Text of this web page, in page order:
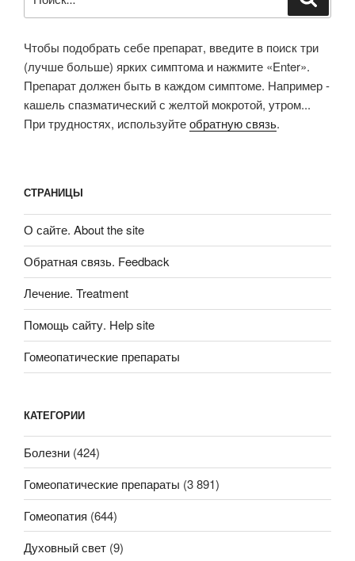
Чтобы подобрать себе препарат, введите в поиск три
(лучше больше) ярких симптома и нажмите «Enter».
Препарат должен быть в каждом симптоме. Например -
кашель спазматический с желтой мокротой, утром...
При трудностях, используйтеобратную связь.
СТРАНИЦЫ
О сайте. About the site
Обратная связь. Feedback
Лечение. Treatment
Помощь сайту. Help site
Гомеопатические препараты
КАТЕГОРИИ
Болезни (424)
Гомеопатические препараты (3 891)
Гомеопатия (644)
Духовный свет (9)